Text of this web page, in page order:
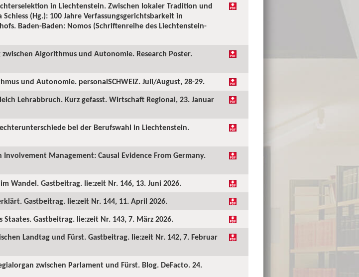
in Liechtenstein. Zwischen lokaler Tradition und
(Hg.): 100 Jahre Verfassungsgerichtsbarkeit in
Baden-Baden: Nomos (Schriftenreihe des Liechtenstein-
Algorithmus und Autonomie. Research Poster.
und Autonomie. personalSCHWEIZ. Juli/August, 28-29.
Lehrabbruch. Kurz gefasst. Wirtschaft Regional, 23. Januar
bei der Berufswahl in Liechtenstein.
Management: Causal Evidence From Germany.
Wandel. Gastbeitrag. lie:zeit Nr. 146, 13. Juni 2026.
Gastbeitrag. lie:zeit Nr. 144, 11. April 2026.
Gastbeitrag. lie:zeit Nr. 143, 7. März 2026.
Landtag und Fürst. Gastbeitrag. lie:zeit Nr. 142, 7. Februar
zwischen Parlament und Fürst. Blog. DeFacto. 24.